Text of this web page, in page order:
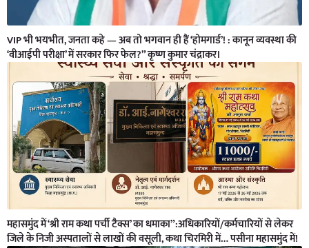
VIP भी भयभीत, जनता कहे — अब तो भगवान ही हैं ‘होमगार्ड’! : कानून व्यवस्था की
‘वीआईपी परीक्षा’ में सरकार फिर फेल?” कृष्ण कुमार चंद्राकर।
महासमुंद में ‘श्री राम कथा पर्ची टैक्स’ का धमाका”:अधिकारियों/कर्मचारियों से लेकर
जिले के निजी अस्पतालों से लाखों की वसूली, कथा चिरमिरी में… पसीना महासमुंद में!